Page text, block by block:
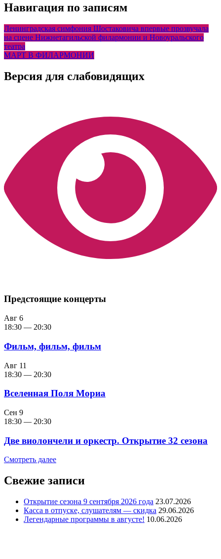
Навигация по записям
Ленинградская симфония Шостаковича впервые прозвучала
на сцене Нижнетагильской филармонии и Новоуральского
театра
МАРТ В ФИЛАРМОНИИ
Версия для слабовидящих
Предстоящие концерты
Авг 6
18:30 — 20:30
Фильм, фильм, фильм
Авг 11
18:30 — 20:30
Вселенная Поля Мориа
Сен 9
18:30 — 20:30
Две виолончели и оркестр. Открытие 32 сезона
Смотреть далее
Свежие записи
Открытие сезона 9 сентября 2026 года 23.07.2026
Касса в отпуске, слушателям — скидка 29.06.2026
Легендарные программы в августе! 10.06.2026